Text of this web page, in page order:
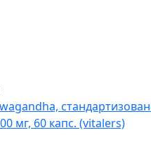
мг, 60 капс. (vitalers)